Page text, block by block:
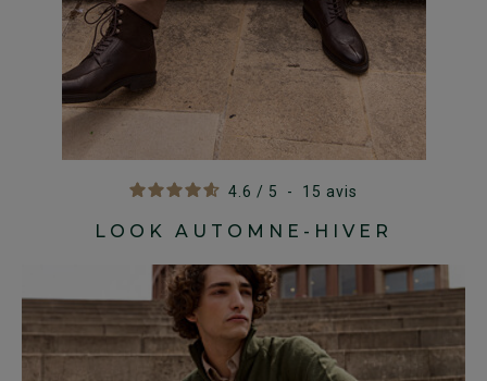
4.6 / 5 - 15 avis
LOOK AUTOMNE-HIVER